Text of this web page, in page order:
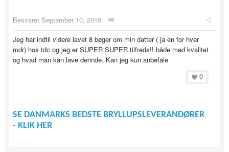
Besvaret September 10, 2010 ·
Jeg har indtil videre lavet 8 bøger om min datter ( ja en for hver
mdr) hos tdc og jeg er SUPER SUPER tilfreds!! både med kvalitet
og hvad man kan lave derinde. Kan jeg kun anbefale
0
SE DANMARKS BEDSTE BRYLLUPSLEVERANDØRER
- KLIK HER